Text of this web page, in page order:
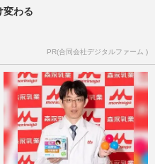
誘導”も「裏アカ女子すぎ
ショットに賛…
2024/10/28
変わる
PR(合同会社デジタルファーム )